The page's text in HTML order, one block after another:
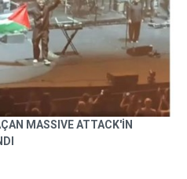
MASSIVE ATTACK'İN